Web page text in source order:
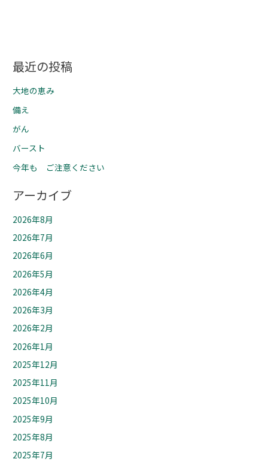
最近の投稿
大地の恵み
備え
がん
バースト
今年も ご注意ください
アーカイブ
2026年8月
2026年7月
2026年6月
2026年5月
2026年4月
2026年3月
2026年2月
2026年1月
2025年12月
2025年11月
2025年10月
2025年9月
2025年8月
2025年7月